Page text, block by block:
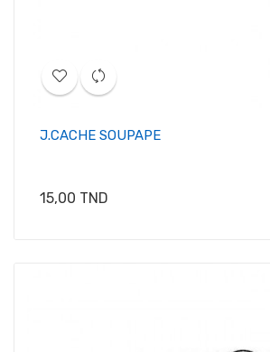
J.CACHE SOUPAPE
Prix
15,00 TND